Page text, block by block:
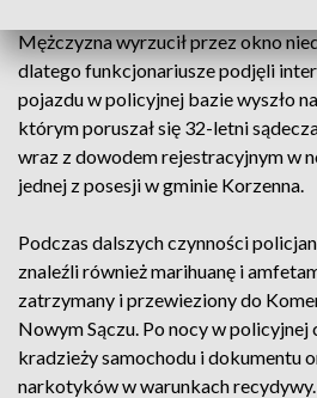
Mężczyzna wyrzucił przez okno
dlatego funkcjonariusze podjęli
pojazdu w policyjnej bazie wyszło
którym poruszał się 32-letni
wraz z dowodem rejestracyjnym w
jednej z posesji w gminie Korzenna.
Podczas dalszych czynności
znaleźli również marihuanę i
zatrzymany i przewieziony do
Nowym Sączu. Po nocy w policyjnej
kradzieży samochodu i dokumentu
narkotyków w warunkach recydywy.